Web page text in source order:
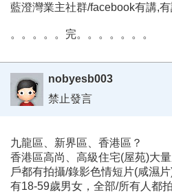
藍澄灣業主社群/facebook有講,
。。。。。完。。。。。。。
nobyesb003
禁止發言
九龍區、新界區、香港區？
香港區高尚、高級住宅(屋苑)大
戶都有拍攝/錄影色情短片(咸濕
有18-59歲男女，全部/所有人都